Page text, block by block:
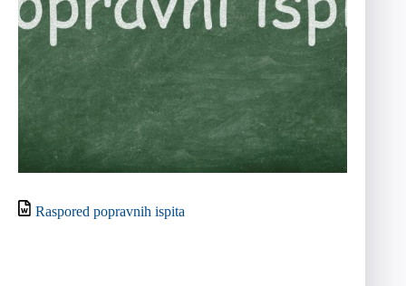
Raspored popravnih ispita